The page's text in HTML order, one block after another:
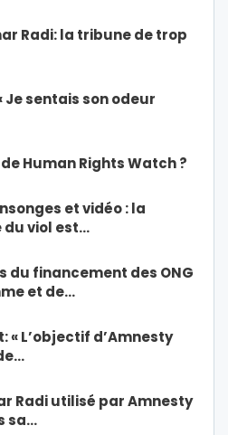
Radi: la tribune de trop
Je sentais son odeur
Human Rights Watch ?
et vidéo : la
viol est…
du financement des ONG
et de…
« L’objectif d’Amnesty
Radi utilisé par Amnesty
sa…